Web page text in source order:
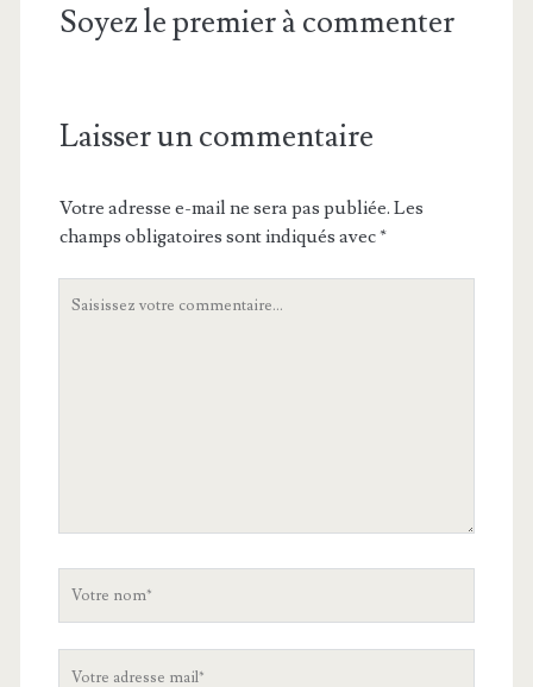
Soyez le premier à commenter
Laisser un commentaire
Votre adresse e-mail ne sera pas publiée. Les
champs obligatoires sont indiqués avec*